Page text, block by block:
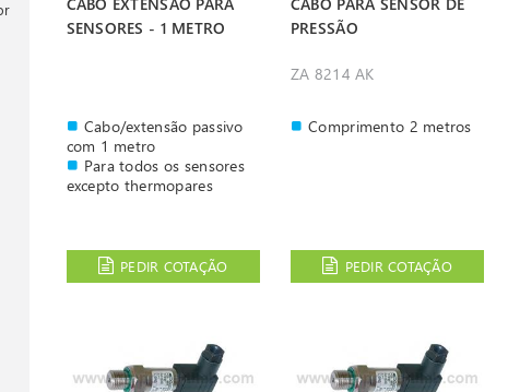
SENSORES - 1 METRO
Cabo/extensão passivo
com 1 metro
Para todos os sensores
excepto thermopares
PEDIR COTAÇÃO
PRESSÃO
ZA 8214 AK
Comprimento 2 metros
PEDIR COTAÇÃO